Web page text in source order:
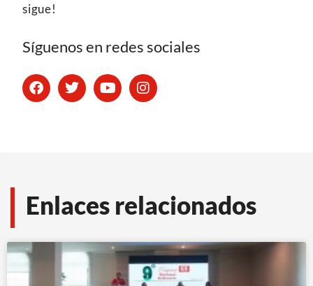
sigue!
Síguenos en redes sociales
Enlaces relacionados